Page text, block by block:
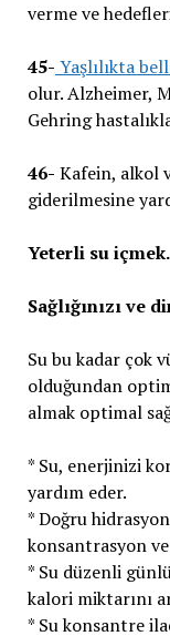
verme ve
45- Yaşlılıkta
olur. Alzheimer,
Gehring
46- Kafein, alkol
giderilmesine
Yeterli su
Sağlığınızı
Su bu kadar çok
olduğundan
almak optimal
* Su, enerjinizi
yardım eder.
* Doğru
konsantrasyon
* Su düzenli
kalori miktarını
* Su konsantre